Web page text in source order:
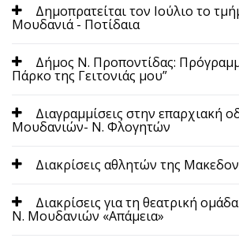
Δημοπρατείται τον Ιούλιο το
Μουδανιά - Ποτίδαια
Δήμος Ν. Προποντίδας:
Πάρκο της Γειτονιάς μου”
Διαγραμμίσεις στην επαρχιακή
Μουδανιών- Ν. Φλογητών
Διακρίσεις αθλητών της
Διακρίσεις για τη θεατρική
Ν. Μουδανιών «Απάμεια»